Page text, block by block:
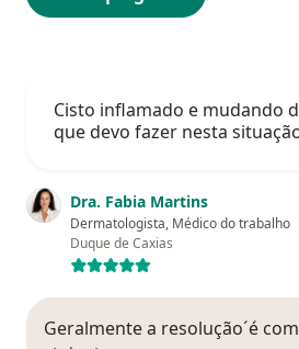
Cisto inflamado e mudando
que devo fazer nesta
Dra. Fabia Martins
Dermatologista, Médico do trabalho
Duque de Caxias
Geralmente a resolução´é